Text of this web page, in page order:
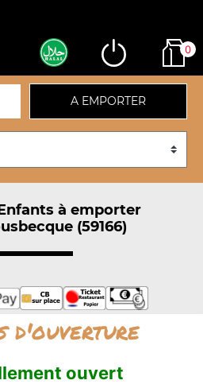
0
A EMPORTER
à emporter
(59166)
d'ouverture
ouvert